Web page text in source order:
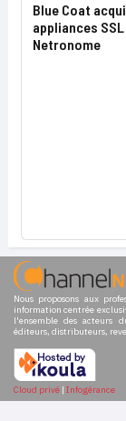
Blue Coat
appliances
Netronome
Nous proposons aux
information centrée
l'ensemble des acteurs
éditeurs, distributeurs,
Cloud privé | Infogérance